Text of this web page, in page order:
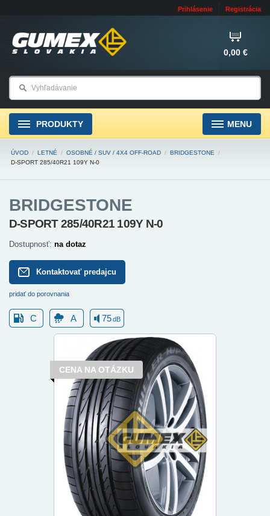
Prihlásenie Registrácia
0,00 €
PRODUKTY MENU
ÚVOD / LETNÉ / OSOBNÉ / SUV / 4X4 OFF-ROAD / BRIDGESTONE
/
D-SPORT 285/40R21 109Y N-0
BRIDGESTONE
D-SPORT 285/40R21 109Y N-0
Dostupnosť: na dotaz
Kontaktovať predajcu
pridať do porovnania
C A 75dB
CENA NA OTÁZKU